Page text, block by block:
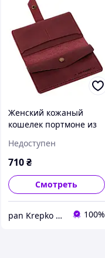
Женский кожаный
кошелек портмоне из
ручной работы
бордовый Promin
Недоступен
710 ₴
Смотреть
pan Krepko » кожаные изделия ручной работы 100%